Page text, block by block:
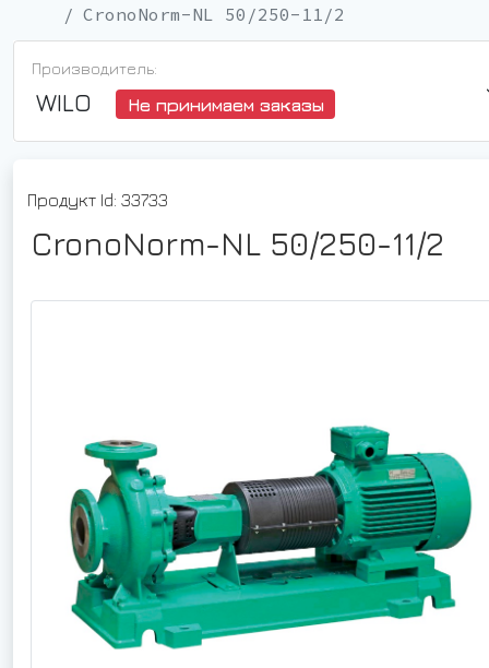
CronoNorm-NL 50/250-11/2
Производитель:
WILO Не принимаем заказы
Продукт Id: 33733
CronoNorm-NL 50/250-11/2